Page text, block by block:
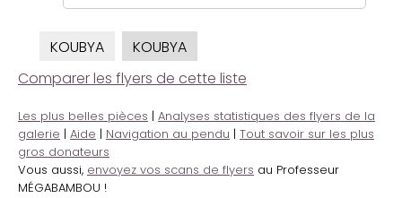
KOUBYA
KOUBYA
Comparer les flyers de cette liste
Les plus belles pièces | Analyses statistiques des flyers de la
galerie | Aide | Navigation au pendu | Tout savoir sur les plus
gros donateurs
Vous aussi, envoyez vos scans de flyers au Professeur
MÉGABAMBOU !